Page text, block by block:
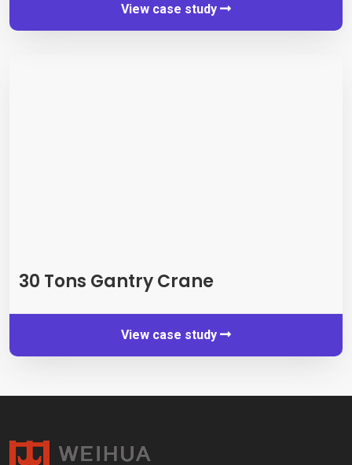
View case study
30 Tons Gantry Crane
View case study